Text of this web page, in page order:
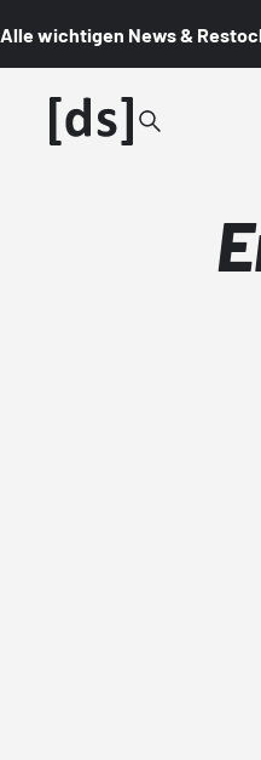
Alle wichtigen News &